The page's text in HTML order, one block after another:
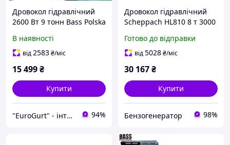
Дровокол гідравлічний
2600 Вт 9 тонн Bass Polska
електричний дровокол
для швидкого
В наявності
від2583₴/міс
15 499₴
Купити
"EuroGurt" - інтернет-магазин 94%
Дровокол гідравлічний
Scheppach HL810 8 т 3000
електричний колун для
дров до 550 мм, для дуба,
Готово до відправки
від5028₴/міс
30 167₴
Купити
Бензогенератор 98%